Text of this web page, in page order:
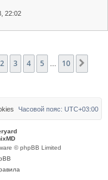
22:02
1 из
2 3 4 5 10
Часовой пояс: UTC+03:00
© phpBB Limited